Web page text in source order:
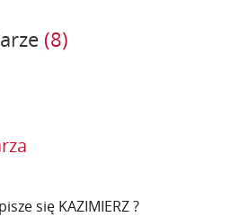
(8)
się KAZIMIERZ ?